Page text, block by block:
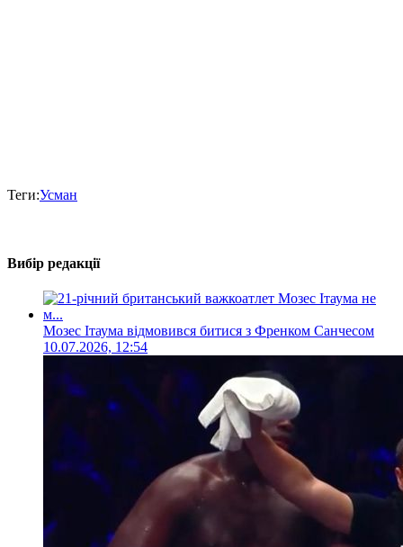
Теги:Усман
Вибір редакції
Мозес Ітаума відмовився битися з Френком Санчесом
10.07.2026, 12:54